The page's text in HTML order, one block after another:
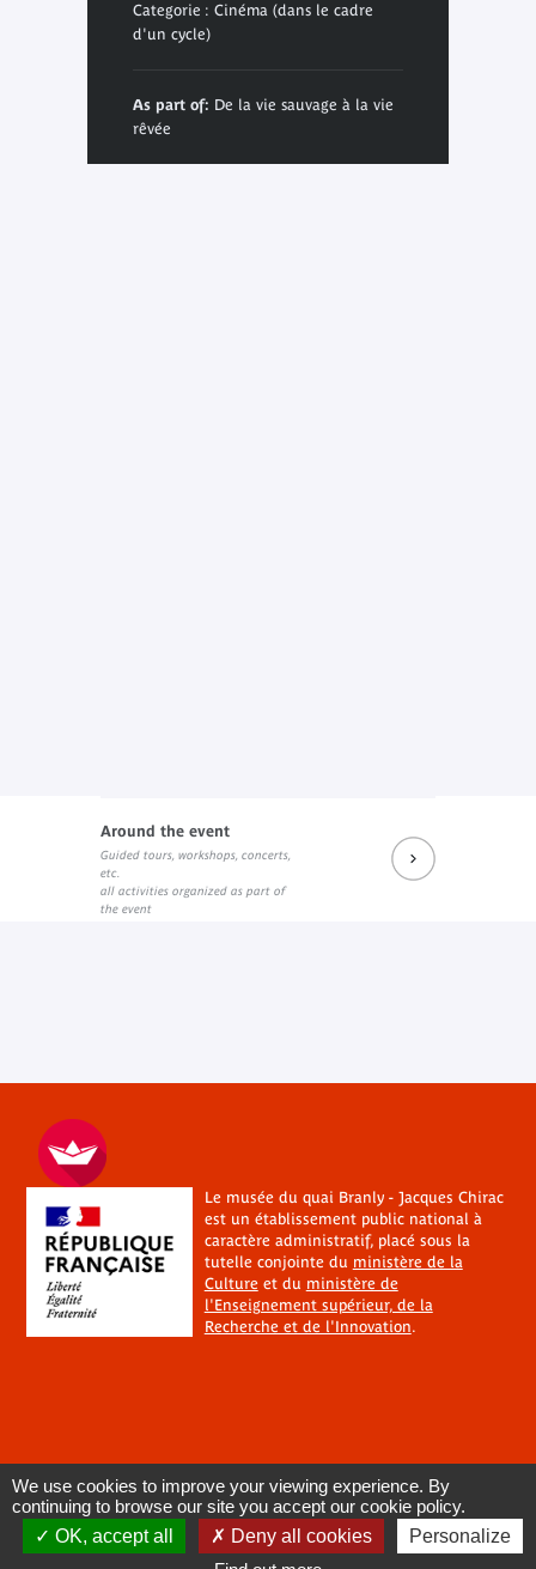
Categorie : Cinéma (dans le cadre
d'un cycle)
As part of: De la vie sauvage à la vie
rêvée
Around the event
Guided tours, workshops, concerts,
etc.
all activities organized as part of
the event
Le musée du quai Branly - Jacques Chirac
est un établissement public national à
caractère administratif, placé sous la
tutelle conjointe du ministère de la
Cultureet du ministère de
l'Enseignement supérieur, de la
Recherche et de l'Innovation.
We use cookies to improve your viewing experience. By
continuing to browse our site you accept our cookie policy.
OK, accept all
Deny all cookies
Personalize